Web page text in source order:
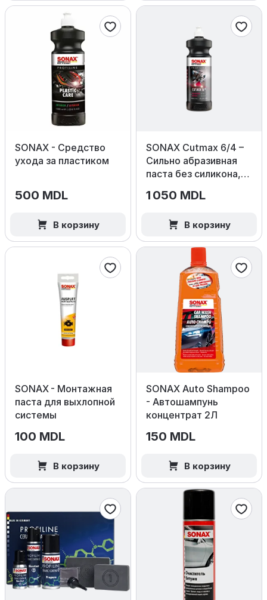
SONAX - Средство
ухода за пластиком
500 MDL
В корзину
SONAX Cutmax 6/4 –
Сильно абразивная
паста без силикона,
1 050 MDL
В корзину
SONAX - Монтажная
паста для выхлопной
системы
100 MDL
В корзину
SONAX Auto Shampoo
- Автошампунь
концентрат 2Л
150 MDL
В корзину